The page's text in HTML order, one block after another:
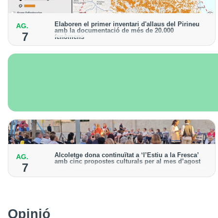
AG.
7
Elaboren el primer inventari d'allaus del Pirineu
amb la documentació de més de 20.000
fenòmens
Obra de l'Institut Cartogràfic i Geològic de Catalunya,
amb dades a partir del 1427
AG.
7
Alcoletge dona continuïtat a ‘l’Estiu a la Fresca’
amb cinc propostes culturals per al mes d’agost
l’astronomia amb ‘Alcoletge mira al cel’
Opinió